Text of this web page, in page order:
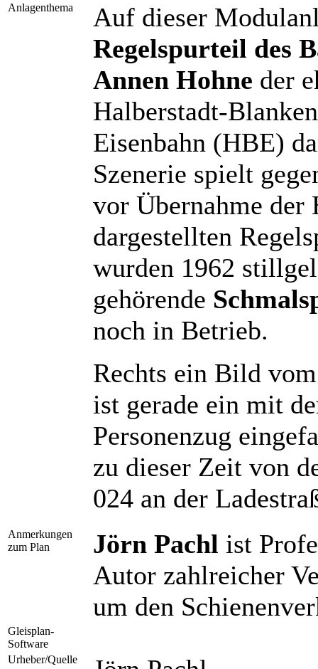
Anlagenthema
Auf dieser
Regelspurteil des
Annen Hohne der
Halberstadt-
Eisenbahn (HBE)
Szenerie spielt
vor Übernahme
dargestellten
wurden 1962
gehörende
noch in Betrieb.
Rechts ein Bild
ist gerade ein mit
Personenzug
zu dieser Zeit von
024 an der
Anmerkungen
zum Plan
Jörn Pachl ist
Autor zahlreicher
um den
Gleisplan-
Software
Urheber/Quelle